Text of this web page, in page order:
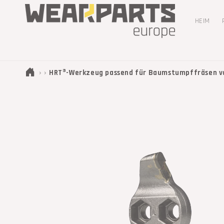
DIREKT
ZUM
INHALT
HEIM
› › HRT®-Werkzeug passend für Baumstumpffräsen